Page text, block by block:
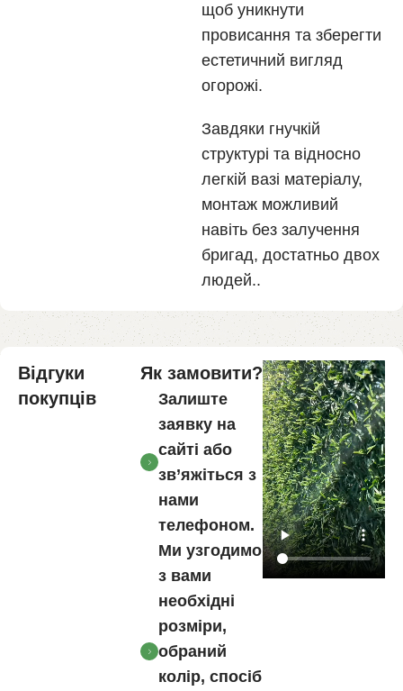
щоб уникнути
провисання та зберегти
естетичний вигляд
огорожі.
Завдяки гнучкій
структурі та відносно
легкій вазі матеріалу,
монтаж можливий
навіть без залучення
бригад, достатньо двох
людей..
Відгуки
покупців
Як замовити?
Залиште
заявку на
сайті або
зв’яжіться з
нами
телефоном.
Ми узгодимо
з вами
необхідні
розміри,
обраний
колір, спосіб